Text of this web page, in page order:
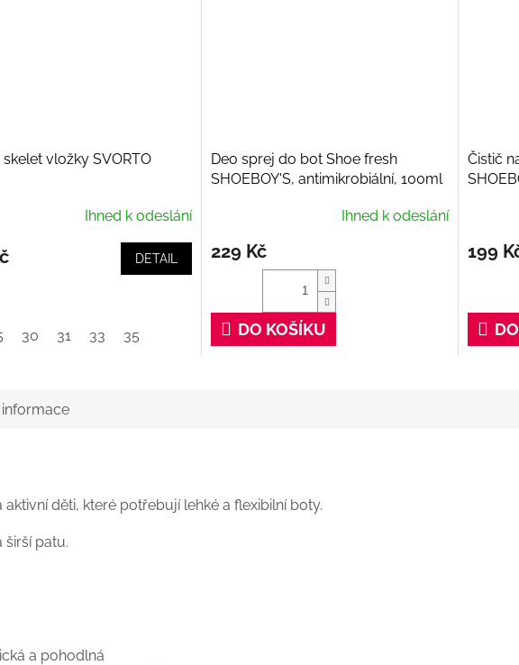
skelet vložky SVORTO
Ihned k odeslání
DETAIL
30 31 33 35
Deo sprej do bot Shoe fresh
SHOEBOY'S, antimikrobiální, 100ml
Ihned k odeslání
229 Kč
DO KOŠÍKU
Čistič
199
děti, které potřebují lehké a flexibilní boty.
patu.
a pohodlná